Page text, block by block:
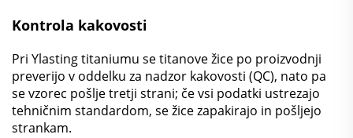
Kontrola kakovosti
Pri Ylasting titaniumu se titanove žice po proizvodnji
preverijo v oddelku za nadzor kakovosti (QC), nato pa
se vzorec pošlje tretji strani; če vsi podatki ustrezajo
tehničnim standardom, se žice zapakirajo in pošljejo
strankam.